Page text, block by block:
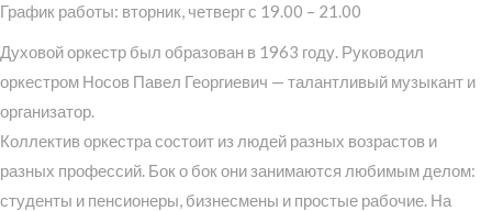
График работы: вторник, четверг с 19.00 – 21.00
Духовой оркестр был образован в 1963 году. Руководил
оркестром Носов Павел Георгиевич — талантливый музыкант и
организатор.
Коллектив оркестра состоит из людей разных возрастов и
разных профессий. Бок о бок они занимаются любимым делом:
студенты и пенсионеры, бизнесмены и простые рабочие. На